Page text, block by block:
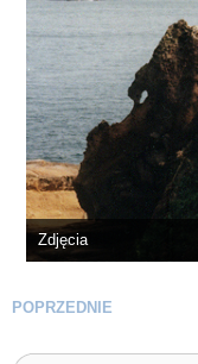
Zdjęcia
POPRZEDNIE